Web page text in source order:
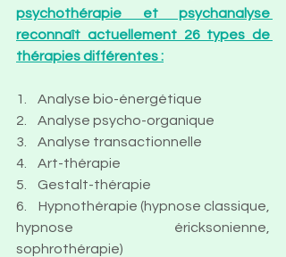
psychothérapie et psychanalyse
reconnaît actuellement 26 types de
thérapies différentes :
1.    Analyse bio-énergétique
2. Analyse psycho-organique
3.    Analyse transactionnelle
4.    Art-thérapie
5.    Gestalt-thérapie
6.    Hypnothérapie (hypnose classique,
hypnose éricksonienne,
sophrothérapie)